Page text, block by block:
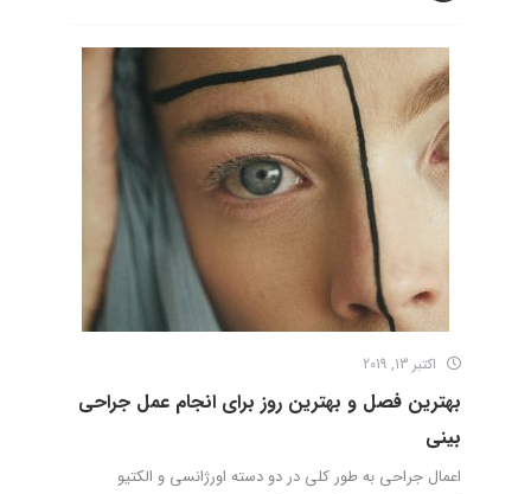
اکتبر 13, 2019
بهترین فصل و بهترین روز برای انجام عمل جراحی
بینی
اعمال جراحی به طور کلی در دو دسته اورژانسی و الکتیو